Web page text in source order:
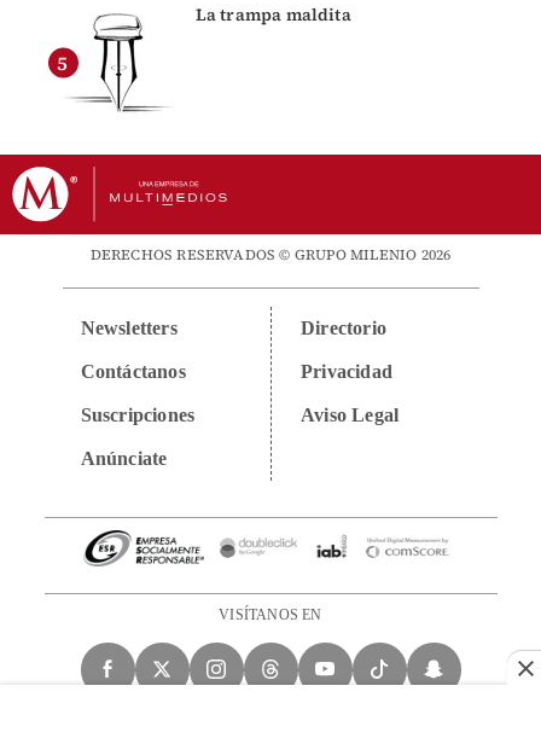
La trampa maldita
DERECHOS RESERVADOS © GRUPO MILENIO 2026
Newsletters
Contáctanos
Suscripciones
Anúnciate
Directorio
Privacidad
Aviso Legal
VISÍTANOS EN